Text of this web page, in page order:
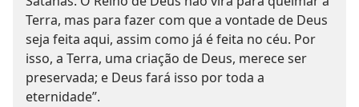
Terra, mas para fazer com que a vontade de Deus
seja feita aqui, assim como já é feita no céu. Por
isso, a Terra, uma criação de Deus, merece ser
preservada; e Deus fará isso por toda a
eternidade”.